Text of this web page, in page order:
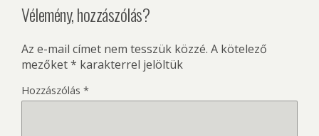
Vélemény, hozzászólás?
Az e-mail címet nem tesszük közzé. A kötelező
mezőket* karakterrel jelöltük
Hozzászólás *